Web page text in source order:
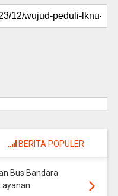
BERITA POPULER
Bus Bandara